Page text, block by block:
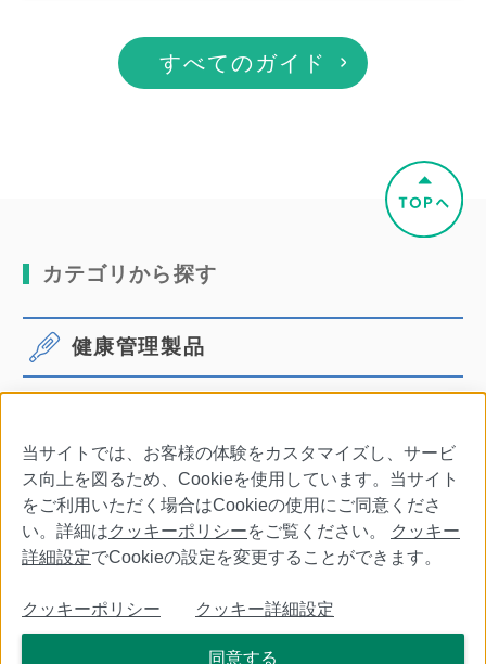
すべてのガイド
カテゴリから探す
健康管理製品
口腔ケア その他商品・別売品
個人情報保護について クッキーポリシー
当サイトでは、お客様の体験をカスタマイズし、サービ
ス向上を図るため、Cookieを使用しています。当サイト
をご利用いただく場合はCookieの使用にご同意くださ
い。詳細はクッキーポリシーをご覧ください。
クッキー
詳細設定でCookieの設定を変更することができます。
クッキーポリシー クッキー詳細設定
同意する